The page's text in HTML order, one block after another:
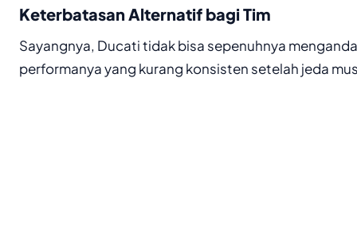
Keterbatasan Alternatif bagi Tim
Sayangnya, Ducati tidak bisa sepenuhnya
performanya yang kurang konsisten setelah jeda